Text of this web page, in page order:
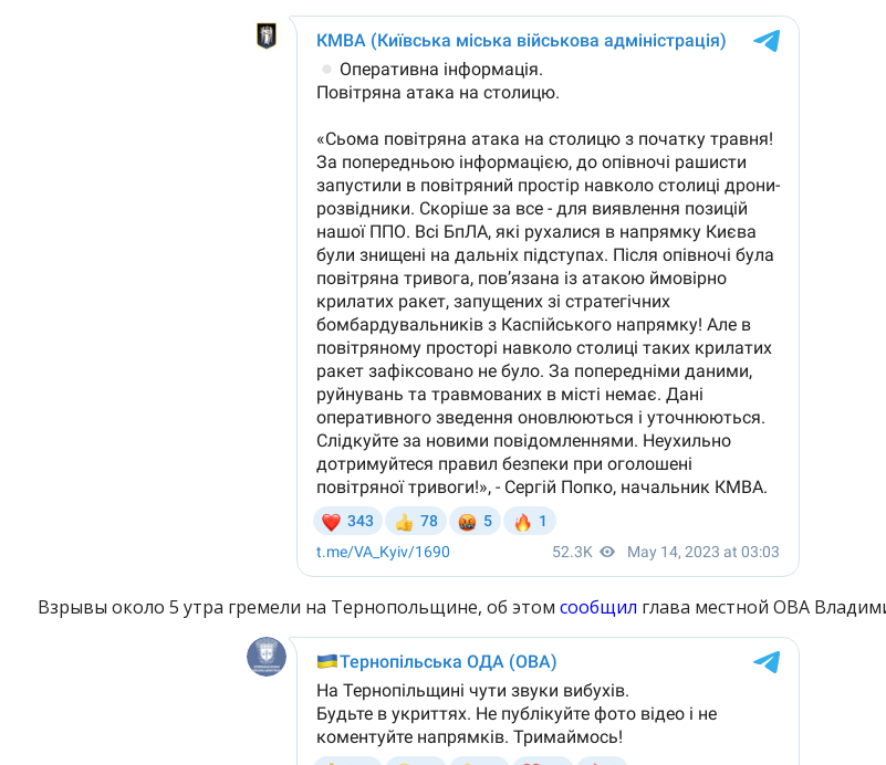
Взрывы около 5 утра гремели на Тернопольщине, об этом сообщил глава местной ОВА
FacebookTwitter Youtube